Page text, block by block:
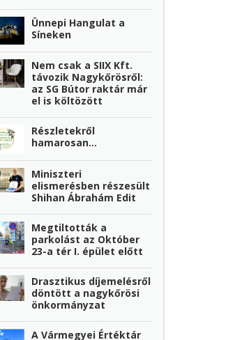
Ünnepi Hangulat a
Síneken
Nem csak a SIIX Kft.
távozik Nagykőrösről:
az SG Bútor raktár már
el is költözött
Részletekről
hamarosan...
Miniszteri
elismerésben részesült
Shihan Ábrahám Edit
Megtiltották a
parkolást az Október
23-a tér I. épület előtt
Drasztikus díjemelésről
döntött a nagykőrösi
önkormányzat
A Vármegyei Értéktár